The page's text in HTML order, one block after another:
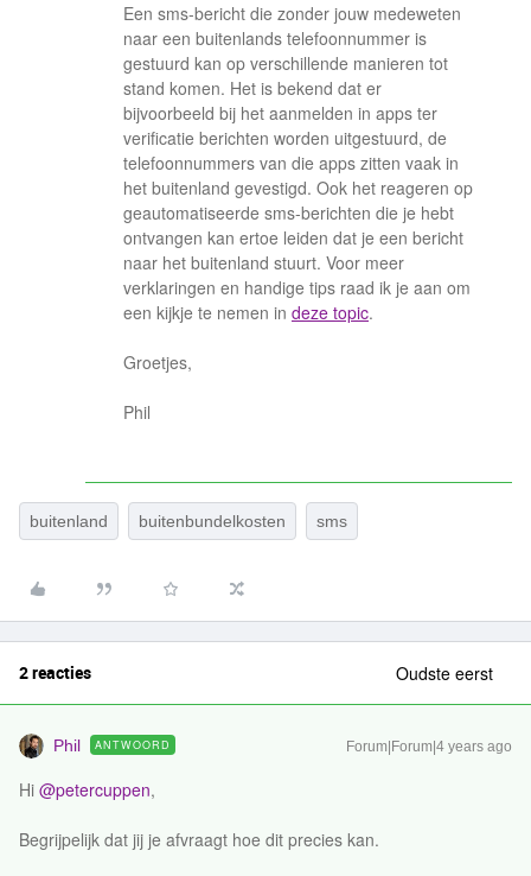
Een sms-bericht die zonder jouw medeweten
naar een buitenlands telefoonnummer is
gestuurd kan op verschillende manieren tot
stand komen. Het is bekend dat er
bijvoorbeeld bij het aanmelden in apps ter
verificatie berichten worden uitgestuurd, de
telefoonnummers van die apps zitten vaak in
het buitenland gevestigd. Ook het reageren op
geautomatiseerde sms-berichten die je hebt
ontvangen kan ertoe leiden dat je een bericht
naar het buitenland stuurt. Voor meer
verklaringen en handige tips raad ik je aan om
een kijkje te nemen in deze topic.
Groetjes,
Phil
buitenland buitenbundelkosten sms
2 reacties Oudste eerst
Phil ANTWOORD Forum|Forum|4 years ago
Hi @petercuppen,
Begrijpelijk dat jij je afvraagt hoe dit precies kan.